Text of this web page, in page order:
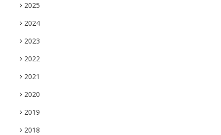
2025
2024
2023
2022
2021
2020
2019
2018